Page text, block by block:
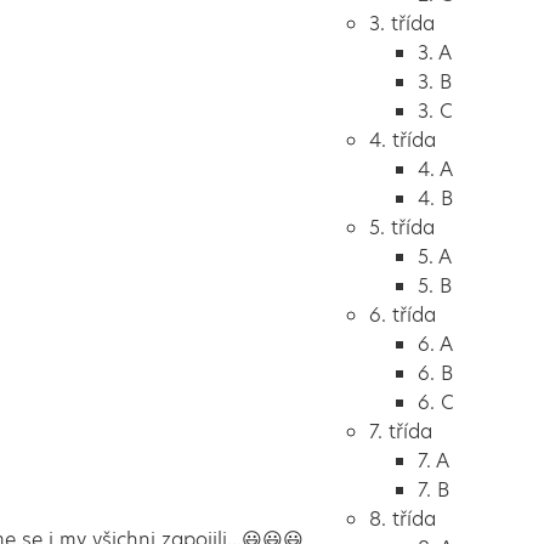
3. třída
3. A
3. B
3. C
4. třída
4. A
4. B
5. třída
5. A
5. B
6. třída
6. A
6. B
6. C
7. třída
7. A
7. B
8. třída